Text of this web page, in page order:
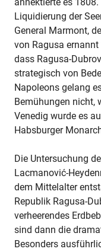
annektierte es
Liquidierung der
General Marmont,
von Ragusa
dass Ragusa-
strategisch von
Napoleons gelang
Bemühungen nicht,
Venedig wurde es
Habsburger
Die Untersuchung
Lacmanović-
dem Mittelalter
Republik Ragusa-
verheerendes
sind dann die
Besonders